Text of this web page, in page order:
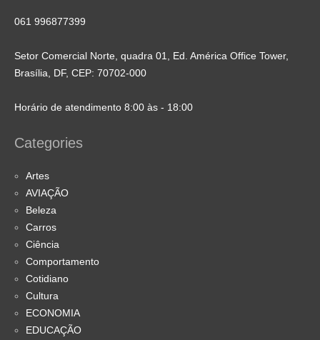
061 996877399
Setor Comercial Norte, quadra 01, Ed. América Office Tower,
Brasília, DF, CEP: 70702-000
Horário de atendimento 8:00 às - 18:00
Categories
Artes
AVIAÇÃO
Beleza
Carros
Ciência
Comportamento
Cotidiano
Cultura
ECONOMIA
EDUCAÇÃO